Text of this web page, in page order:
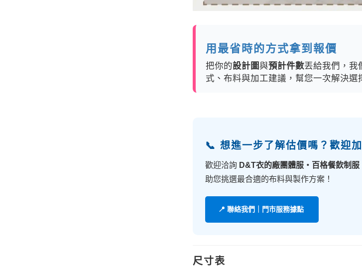
用最省時的方式拿到報價
把你的設計圖與預計件數丟給我們，我
式、布料與加工建議，幫您一次解決選
📞 想進一步了解估價嗎？歡迎
歡迎洽詢 D&T衣的廠團體服・百格餐飲制服
助您挑選最合適的布料與製作方案！
📍 聯絡我們｜門市服務據點
尺寸表